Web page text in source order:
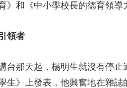
》和《中小學校長的德育領導
領者
台那天起，楊明生就沒有停
生》上發表，他興奮地在雜